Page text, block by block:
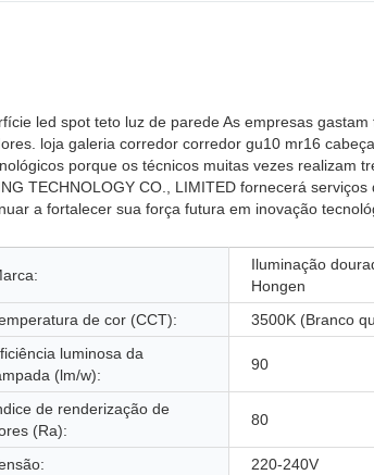
led spot teto luz de parede As empresas gastam
loja galeria corredor corredor gu10 mr16
porque os técnicos muitas vezes realizam
TECHNOLOGY CO., LIMITED fornecerá
a fortalecer sua força futura em inovação
Iluminação
Hongen
de cor (CCT): 3500K (Branco
luminosa da
(lm/w):
90
de renderização de
(Ra):
80
220-240V